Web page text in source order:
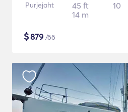
Purjejaht
45 ft
14 m
10
$879 /öö